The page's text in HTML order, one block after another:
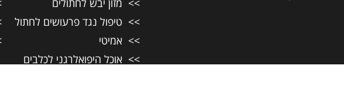
מזון יבש לחתולים
טיפול נגד פרעושים לחתול
אמיטי
אוכל היפואלרגני לכלבים